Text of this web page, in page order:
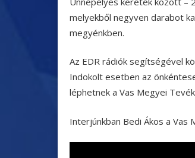
melyekből negyven darabot
megyénkben.
Az EDR rádiók segítségével
Indokolt esetben az
léphetnek a Vas Megyei
Interjúnkban Bedi Ákos a